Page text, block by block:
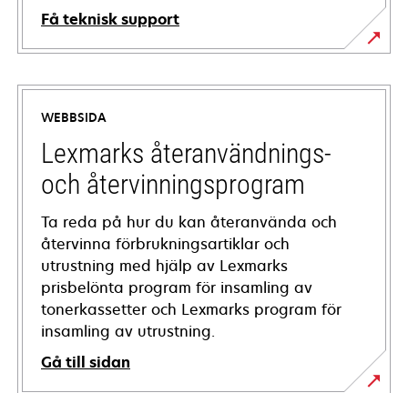
Få teknisk support
opens
in
new
tab
WEBBSIDA
Lexmarks återanvändnings-
och återvinningsprogram
Ta reda på hur du kan återanvända och
återvinna förbrukningsartiklar och
utrustning med hjälp av Lexmarks
prisbelönta program för insamling av
tonerkassetter och Lexmarks program för
insamling av utrustning.
Gå till sidan